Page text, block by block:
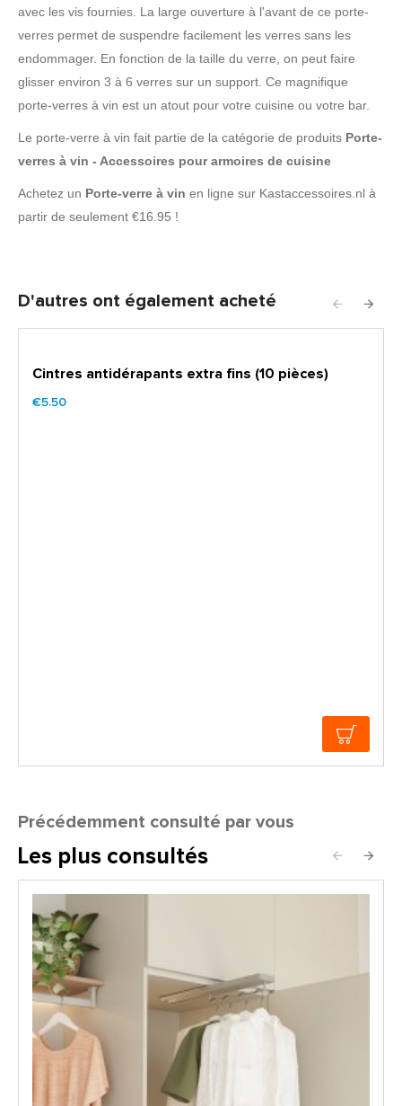
avec les vis fournies. La large ouverture à l'avant de ce porte-
verres permet de suspendre facilement les verres sans les
endommager. En fonction de la taille du verre, on peut faire
glisser environ 3 à 6 verres sur un support. Ce magnifique
porte-verres à vin est un atout pour votre cuisine ou votre bar.
Le porte-verre à vin fait partie de la catégorie de produits Porte-
verres à vin - Accessoires pour armoires de cuisine
Achetez un Porte-verre à vin en ligne sur Kastaccessoires.nl à
partir de seulement €16.95 !
D'autres ont également acheté
Cintres antidérapants extra fins (10 pièces)
€5.50
Précédemment consulté par vous
Les plus consultés